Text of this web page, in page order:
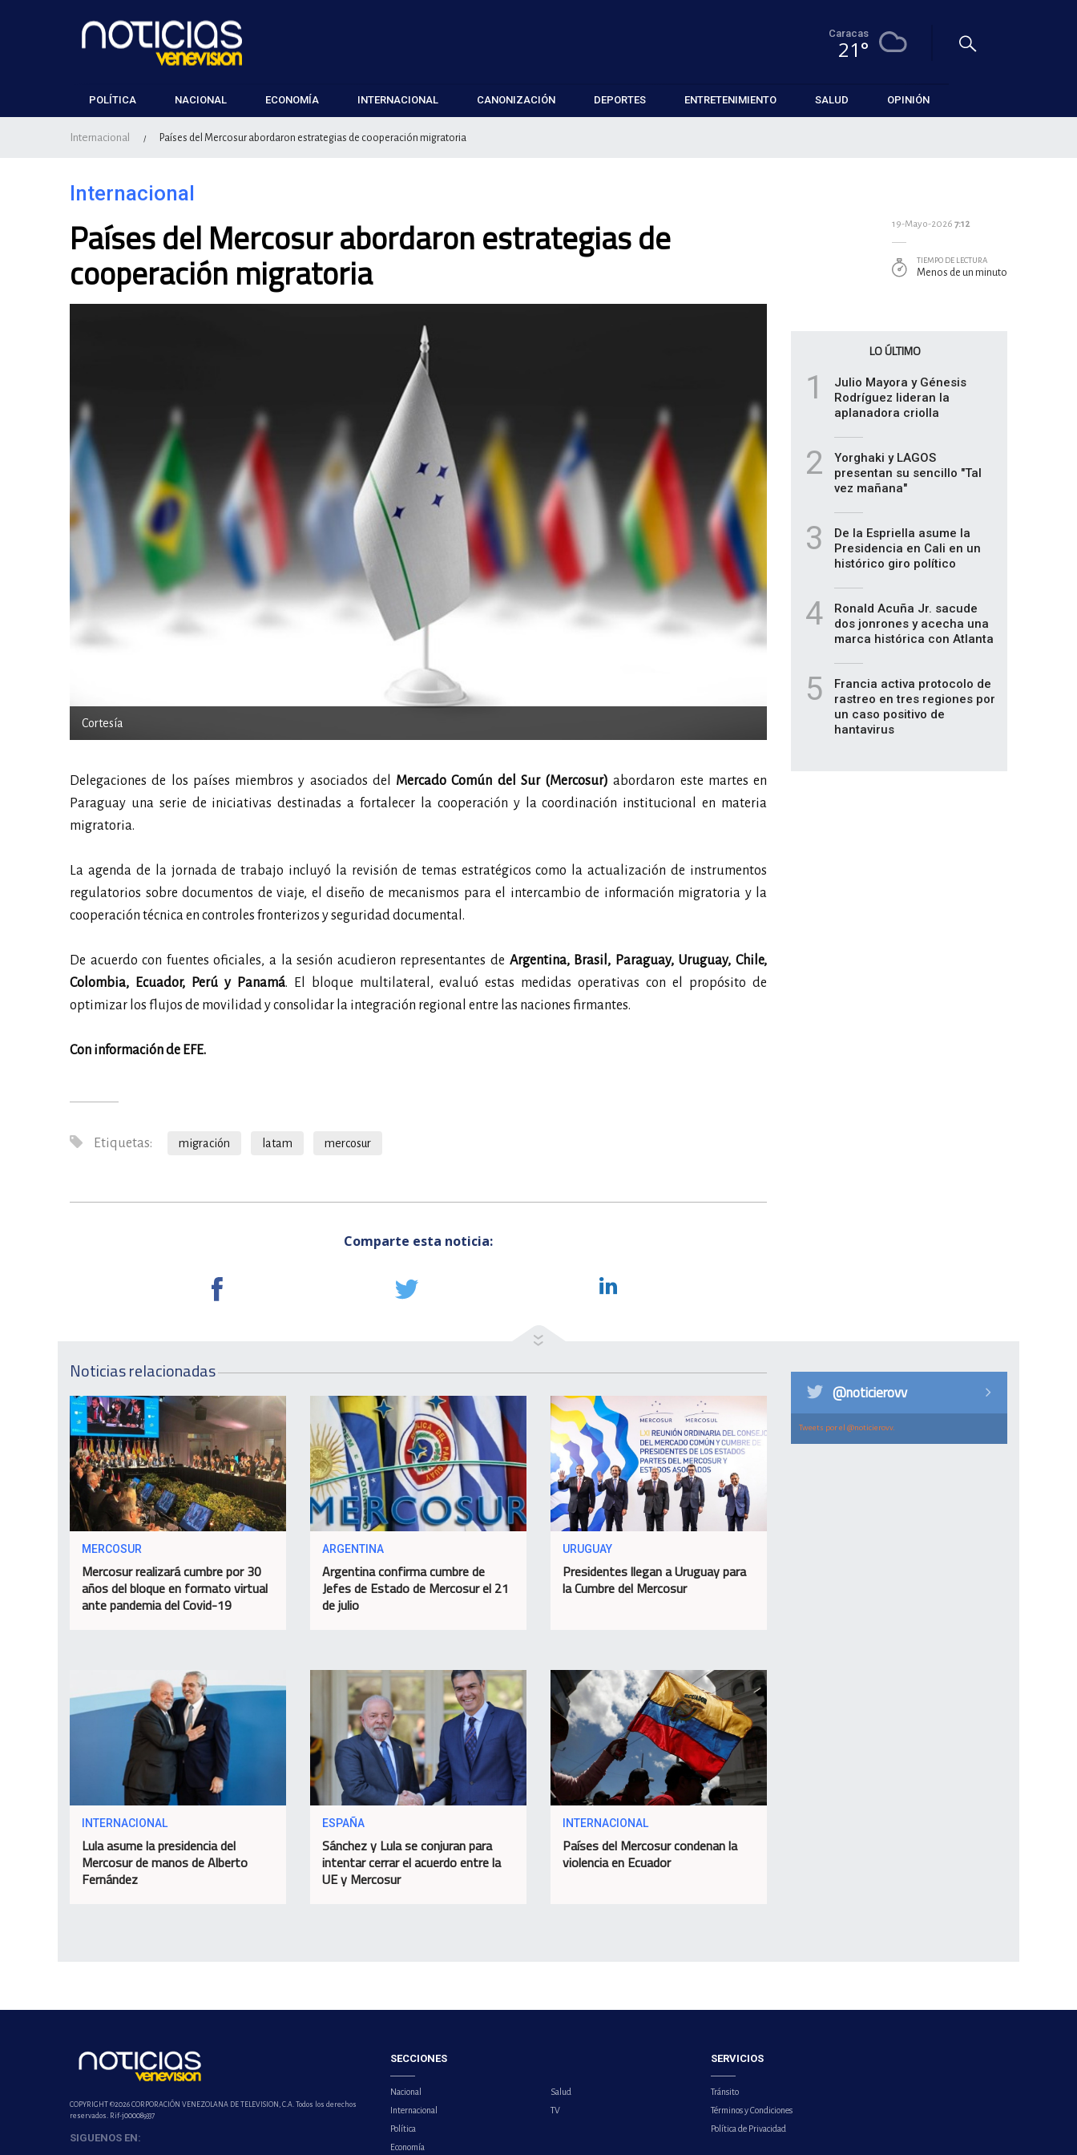
Caracas
21°
POLÍTICA NACIONAL ECONOMÍA INTERNACIONAL CANONIZACIÓN DEPORTES ENTRETENIMIENTO SALUD OPINIÓN
Internacional / Países del Mercosur abordaron estrategias de cooperación migratoria
Internacional
Países del Mercosur abordaron estrategias de
cooperación migratoria
Cortesía
Delegaciones de los países miembros y asociados del Mercado Común del Sur (Mercosur)abordaron este martes en
Paraguay una serie de iniciativas destinadas a fortalecer la cooperación y la coordinación institucional en materia
migratoria.
La agenda de la jornada de trabajo incluyó la revisión de temas estratégicos como la actualización de instrumentos
regulatorios sobre documentos de viaje, el diseño de mecanismos para el intercambio de información migratoria y la
cooperación técnica en controles fronterizos y seguridad documental.
De acuerdo con fuentes oficiales, a la sesión acudieron representantes de Argentina, Brasil, Paraguay, Uruguay, Chile,
Colombia, Ecuador, Perú y Panamá. El bloque multilateral, evaluó estas medidas operativas con el propósito de
optimizar los flujos de movilidad y consolidar la integración regional entre las naciones firmantes.
Con información de EFE.
Etiquetas: migración latam mercosur
Comparte esta noticia:
19-Mayo-2026 7:12
TIEMPO DE LECTURA
Menos de un minuto
LO ÚLTIMO
1
Julio Mayora y Génesis
Rodríguez lideran la
aplanadora criolla
2
Yorghaki y LAGOS
presentan su sencillo "Tal
vez mañana"
3
De la Espriella asume la
Presidencia en Cali en un
histórico giro político
4
Ronald Acuña Jr. sacude
dos jonrones y acecha una
marca histórica con Atlanta
5
Francia activa protocolo de
rastreo en tres regiones por
un caso positivo de
hantavirus
Noticias relacionadas
MERCOSUR
Mercosur realizará cumbre por 30
años del bloque en formato virtual
ante pandemia del Covid-19
ARGENTINA
Argentina confirma cumbre de
Jefes de Estado de Mercosur el 21
de julio
URUGUAY
Presidentes llegan a Uruguay para
la Cumbre del Mercosur
INTERNACIONAL
Lula asume la presidencia del
Mercosur de manos de Alberto
Fernández
ESPAÑA
Sánchez y Lula se conjuran para
intentar cerrar el acuerdo entre la
UE y Mercosur
INTERNACIONAL
Países del Mercosur condenan la
violencia en Ecuador
@noticierovv
Tweets por el @noticierovv.
COPYRIGHT ©2026 CORPORACIÓN VENEZOLANA DE TELEVISION, C.A. Todos los derechos
reservados. Rif-j000089337
SIGUENOS EN:
SECCIONES
Nacional
Internacional
Política
Economía
Salud
TV
SERVICIOS
Tránsito
Términos y Condiciones
Política de Privacidad